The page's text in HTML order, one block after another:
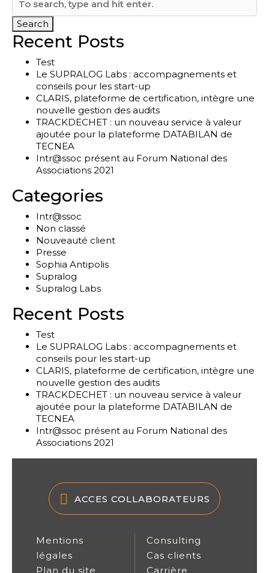
Search
Recent Posts
Test
Le SUPRALOG Labs : accompagnements et
conseils pour les start-up
CLARIS, plateforme de certification, intègre une
nouvelle gestion des audits
TRACKDECHET : un nouveau service à valeur
ajoutée pour la plateforme DATABILAN de
TECNEA
Intr@ssoc présent au Forum National des
Associations 2021
Categories
Intr@ssoc
Non classé
Nouveauté client
Presse
Sophia Antipolis
Supralog
Supralog Labs
Recent Posts
Test
Le SUPRALOG Labs : accompagnements et
conseils pour les start-up
CLARIS, plateforme de certification, intègre une
nouvelle gestion des audits
TRACKDECHET : un nouveau service à valeur
ajoutée pour la plateforme DATABILAN de
TECNEA
Intr@ssoc présent au Forum National des
Associations 2021
ACCES COLLABORATEURS
Mentions
légales
Plan du site
Consulting
Cas clients
Carrière